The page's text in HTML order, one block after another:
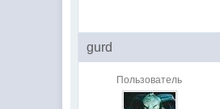
gurd
Пользователь